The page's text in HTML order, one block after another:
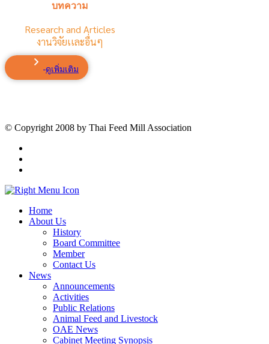
บทความ
Research and Articles
งานวิจัยเเละอื่นๆ
ดูเพิ่มเติม
© Copyright 2008 by Thai Feed Mill Association
Home
About Us
History
Board Committee
Member
Contact Us
News
Announcements
Activities
Public Relations
Animal Feed and Livestock
OAE News
Cabinet Meeting Synopsis